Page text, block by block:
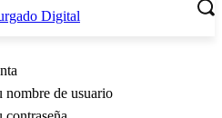
nombre de usuario